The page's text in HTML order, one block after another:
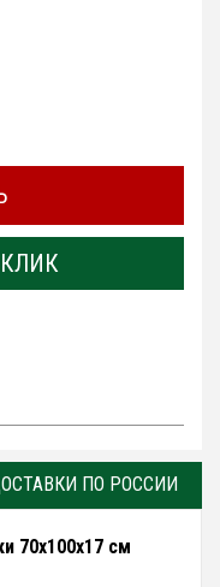
ПО РОССИИ
70х100х17 см